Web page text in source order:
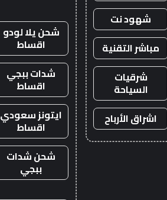
شهود نت
مباشر التقنية
شرقيات
السياحة
اشراق الأرباح
شحن يلا لودو
اقساط
شدات ببجي
اقساط
ايتونز سعودي
اقساط
شحن شدات
ببجي